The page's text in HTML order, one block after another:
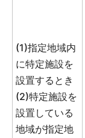
(1)指定地域内
に特定施設を
設置するとき
(2)特定施設を
設置している
地域が指定地